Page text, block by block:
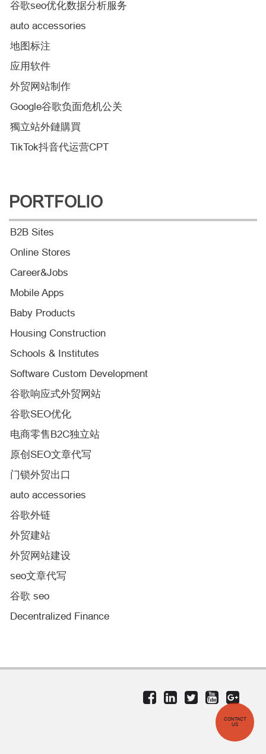
谷歌seo优化数据分析服务
auto accessories
地图标注
应用软件
外贸网站制作
Google谷歌负面危机公关
獨立站外鏈購買
TikTok抖音代运营CPT
PORTFOLIO
B2B Sites
Online Stores
Career&Jobs
Mobile Apps
Baby Products
Housing Construction
Schools & Institutes
Software Custom Development
谷歌响应式外贸网站
谷歌SEO优化
电商零售B2C独立站
原创SEO文章代写
门锁外贸出口
auto accessories
谷歌外链
外贸建站
外贸网站建设
seo文章代写
谷歌 seo
Decentralized Finance
CONTACT
US